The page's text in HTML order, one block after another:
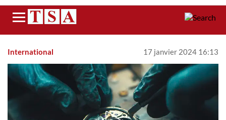
Menu
International 17 janvier 2024 16:13